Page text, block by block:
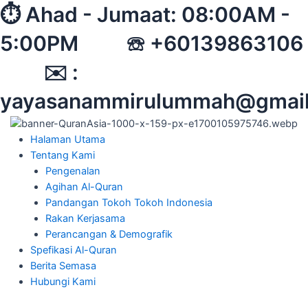
Skip
to
content
⏱︎ Ahad - Jumaat: 08:00AM -
5:00PM ☏ +60139863106
✉︎ :
Halaman Utama
Tentang Kami
Pengenalan
Agihan Al-Quran
Pandangan Tokoh Tokoh Indonesia
Rakan Kerjasama
Perancangan & Demografik
Spefikasi Al-Quran
Berita Semasa
Hubungi Kami